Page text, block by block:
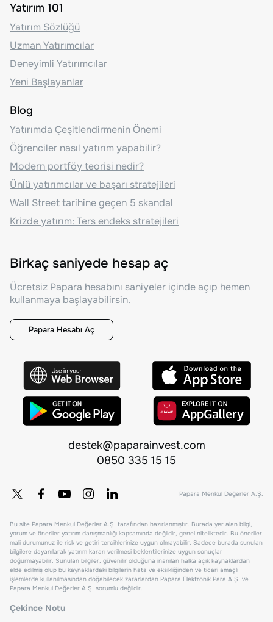
Yatırım 101
Yatırım Sözlüğü
Uzman Yatırımcılar
Deneyimli Yatırımcılar
Yeni Başlayanlar
Blog
Yatırımda Çeşitlendirmenin Önemi
Öğrenciler nasıl yatırım yapabilir?
Modern portföy teorisi nedir?
Ünlü yatırımcılar ve başarı stratejileri
Wall Street tarihine geçen 5 skandal
Krizde yatırım: Ters endeks stratejileri
Birkaç saniyede hesap aç
Ücretsiz Papara hesabını saniyeler içinde açıp hemen
kullanmaya başlayabilirsin.
Papara Hesabı Aç
destek@paparainvest.com
0850 335 15 15
Papara Menkul Değerler A.Ş.
Bu site Papara Menkul Değerler A.Ş. tarafından hazırlanmıştır. Burada yer alan bilgi,
yorum ve öneriler yatırım danışmanlığı kapsamında değildir, genel niteliktedir. Bu öneriler
mali durumunuz ile risk ve getiri tercihlerinize uygun olmayabilir. Sadece burada sunulan
bilgilere dayanılarak yatırım kararı verilmesi beklentilerinize uygun sonuçlar
doğurmayabilir. Sunulan bilgiler, güvenilir olduğuna inanılan halka açık kaynaklardan
elde edilmiş olup bu kaynaklardaki bilgilerin hata ve eksikliğinden ve ticari amaçlı
işlemlerde kullanılmasından doğabilecek zararlardan Papara Elektronik Para A.Ş. ve
Papara Menkul Değerler A.Ş. sorumlu değildir.
Çekince Notu